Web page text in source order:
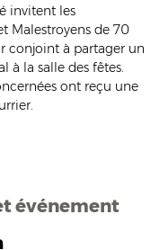
invitent les
Malestroyens de 70
conjoint à partager un
à la salle des fêtes.
ont reçu une
événement